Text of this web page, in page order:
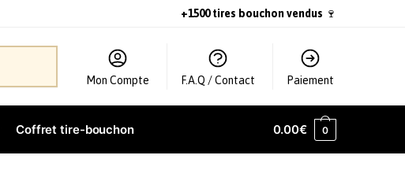
+1500 tires bouchon vendus 🍷
Mon Compte F.A.Q / Contact Paiement
Coffret tire-bouchon 0.00€ 0